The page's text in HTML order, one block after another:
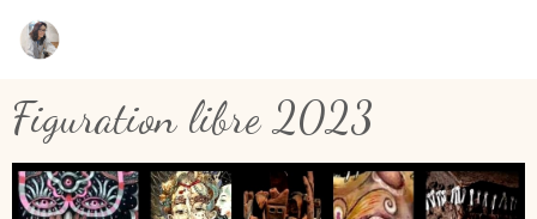
Figuration libre 2023